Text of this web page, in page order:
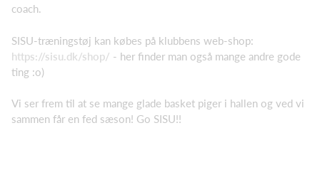
coach.
SISU-træningstøj kan købes på klubbens web-shop:
https://sisu.dk/shop/ - her finder man også mange andre gode
ting :o)
Vi ser frem til at se mange glade basket piger i hallen og ved vi
sammen får en fed sæson! Go SISU!!